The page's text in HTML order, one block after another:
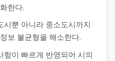
한다.
시뿐 아니라 중소도시까지
보 불균형을 해소한다.
항이 빠르게 반영되어 시의